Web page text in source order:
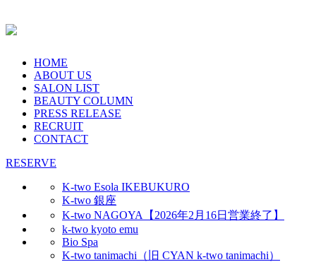
HOME
ABOUT US
SALON LIST
BEAUTY COLUMN
PRESS RELEASE
RECRUIT
CONTACT
RESERVE
K-two Esola IKEBUKURO
K-two 銀座
K-two NAGOYA【2026年2月16日営業終了】
k-two kyoto emu
Bio Spa
K-two tanimachi（旧 CYAN k-two tanimachi）